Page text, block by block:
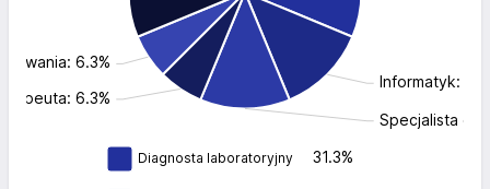
Informatyk:
Specjalista ds.
6.3%
6.3%
Diagnosta laboratoryjny 31.3%